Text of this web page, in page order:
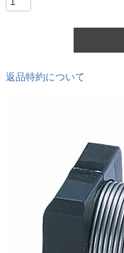
返品特約について